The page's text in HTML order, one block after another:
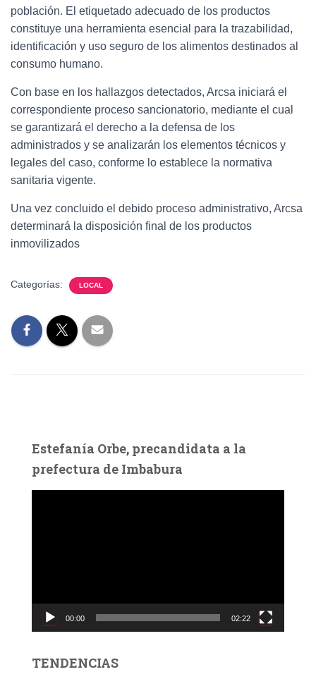
población. El etiquetado adecuado de los productos
constituye una herramienta esencial para la trazabilidad,
identificación y uso seguro de los alimentos destinados al
consumo humano.
Con base en los hallazgos detectados, Arcsa iniciará el
correspondiente proceso sancionatorio, mediante el cual
se garantizará el derecho a la defensa de los
administrados y se analizarán los elementos técnicos y
legales del caso, conforme lo establece la normativa
sanitaria vigente.
Una vez concluido el debido proceso administrativo, Arcsa
determinará la disposición final de los productos
inmovilizados
Categorías: LOCAL
Estefanía Orbe, precandidata a la
prefectura de Imbabura
c
d
00:00 02:22
TENDENCIAS